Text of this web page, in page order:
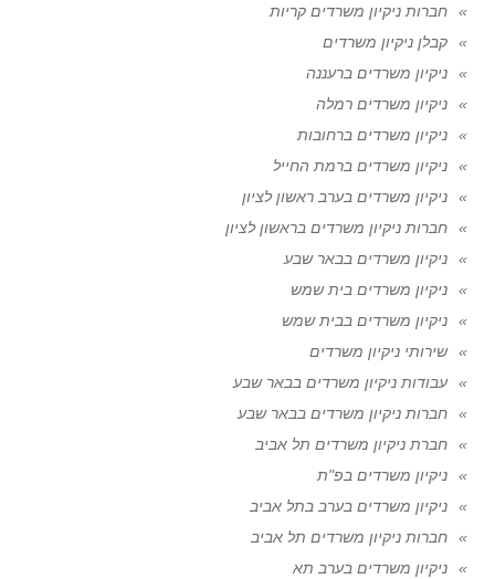
חברות ניקיון משרדים קריות
קבלן ניקיון משרדים
ניקיון משרדים ברעננה
ניקיון משרדים רמלה
ניקיון משרדים ברחובות
ניקיון משרדים ברמת החייל
ניקיון משרדים בערב ראשון לציון
חברות ניקיון משרדים בראשון לציון
ניקיון משרדים בבאר שבע
ניקיון משרדים בית שמש
ניקיון משרדים בבית שמש
שירותי ניקיון משרדים
עבודות ניקיון משרדים בבאר שבע
חברות ניקיון משרדים בבאר שבע
חברת ניקיון משרדים תל אביב
ניקיון משרדים בפ"ת
ניקיון משרדים בערב בתל אביב
חברות ניקיון משרדים תל אביב
ניקיון משרדים בערב תא